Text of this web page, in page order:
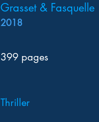
Grasset & Fasquelle
2018
399 pages
Thriller